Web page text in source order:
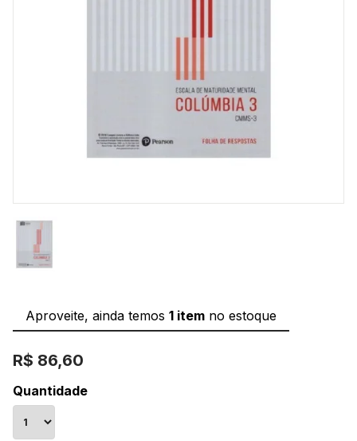
Aproveite, ainda temos 1 item no estoque
R$ 86,60
Quantidade